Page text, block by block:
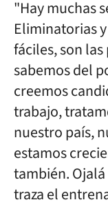
"Hay muchas
Eliminatorias
fáciles, son
sabemos del
creemos
trabajo,
nuestro país,
estamos
también.
traza el